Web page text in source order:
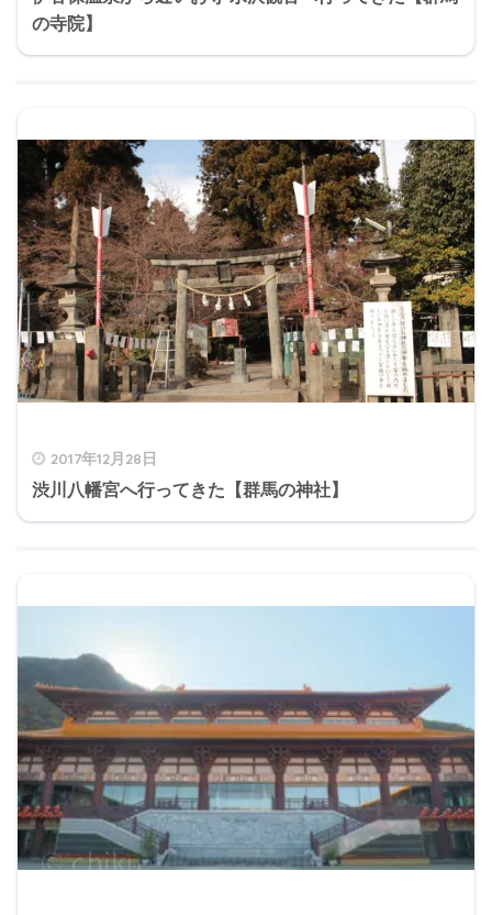
の寺院】
2017年12月28日
渋川八幡宮へ行ってきた【群馬の神社】